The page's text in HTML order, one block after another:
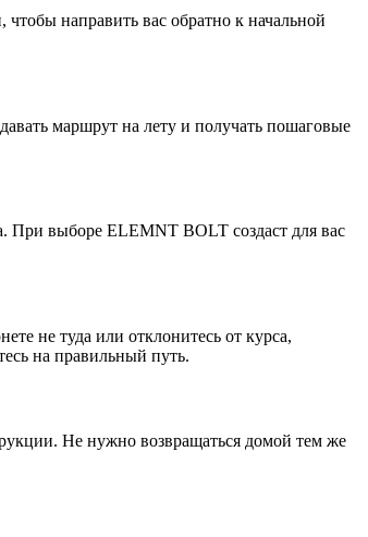
направить вас обратно к начальной
маршрут на лету и получать пошаговые
При выборе ELEMNT BOLT создаст для вас
не туда или отклонитесь от курса,
на правильный путь.
Не нужно возвращаться домой тем же